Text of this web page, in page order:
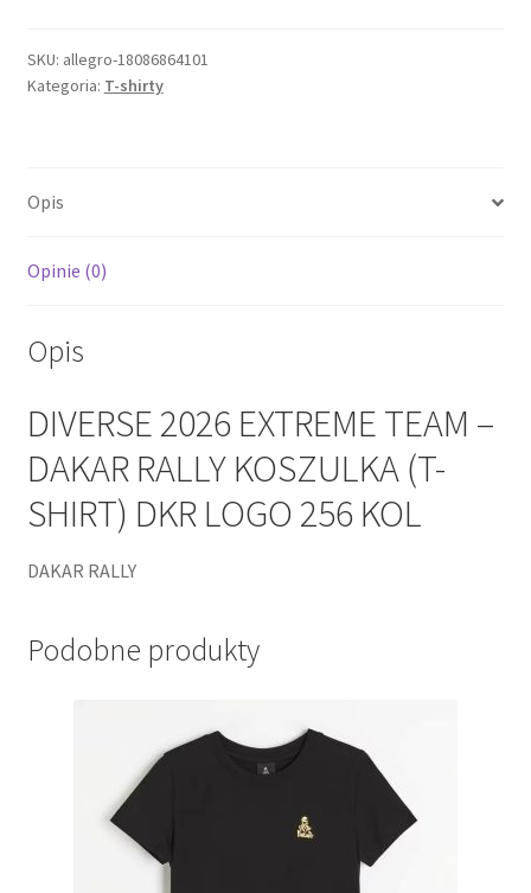
TEAM
-
(T-
DKR
KOL
SKU: allegro-18086864101
Kategoria: T-shirty
Opis
Opinie (0)
Opis
DIVERSE 2026 EXTREME TEAM –
DAKAR RALLY KOSZULKA (T-
SHIRT) DKR LOGO 256 KOL
DAKAR RALLY
Podobne produkty